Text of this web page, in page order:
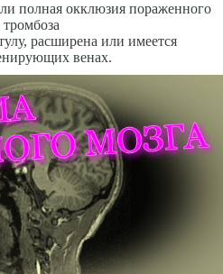
полная ок­клюзия пораженного
расширена или имеется
венах.